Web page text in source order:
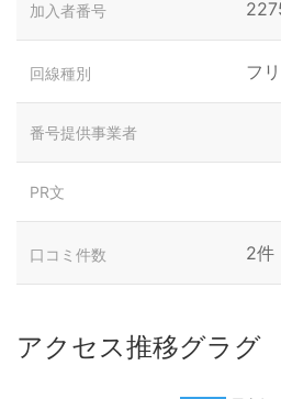
加入者番号
回線種別 フ
番号提供事業者
PR文
口コミ件数 2件
アクセス推移グラグ